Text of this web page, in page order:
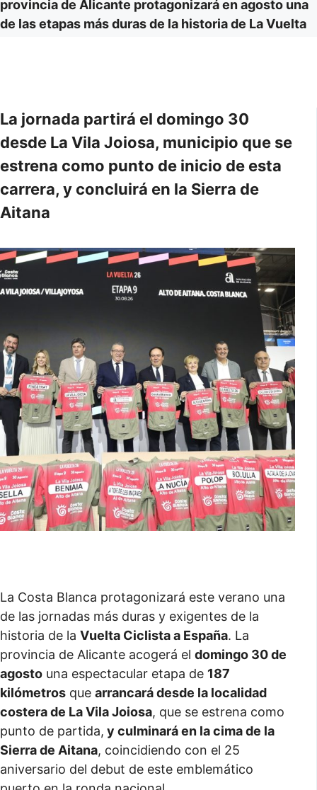
provincia de Alicante protagonizará en agosto una
de las etapas más duras de la historia de La Vuelta
La jornada partirá el domingo 30
desde La Vila Joiosa, municipio que se
estrena como punto de inicio de esta
carrera, y concluirá en la Sierra de
Aitana
La Costa Blanca protagonizará este verano una
de las jornadas más duras y exigentes de la
historia de la Vuelta Ciclista a España. La
provincia de Alicante acogerá el domingo 30 de
agosto una espectacular etapa de 187
kilómetros que arrancará desde la localidad
costera de La Vila Joiosa, que se estrena como
punto de partida, y culminará en la cima de la
Sierra de Aitana, coincidiendo con el 25
aniversario del debut de este emblemático